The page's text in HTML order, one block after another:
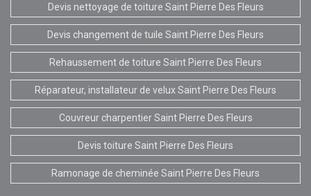
Devis nettoyage de toiture Saint Pierre Des Fleurs
Devis changement de tuile Saint Pierre Des Fleurs
Rehaussement de toiture Saint Pierre Des Fleurs
Réparateur, installateur de velux Saint Pierre Des Fleurs
Couvreur charpentier Saint Pierre Des Fleurs
Devis toiture Saint Pierre Des Fleurs
Ramonage de cheminée Saint Pierre Des Fleurs